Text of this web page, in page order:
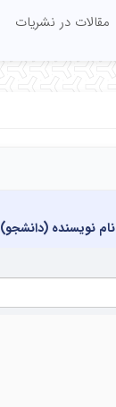
مقالات در نشریات
نام نویسنده (دانشجو)